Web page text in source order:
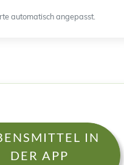
automatisch angepasst.
IN
DER APP